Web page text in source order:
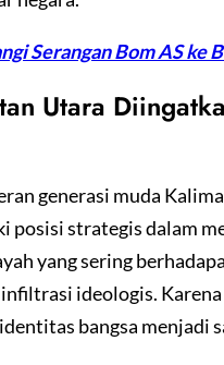
Serangan Bom AS ke
Utara
generasi muda
strategis dalam
yang sering
ideologis.
bangsa menjadi